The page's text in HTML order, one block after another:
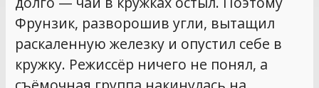
Фрунзик, разворошив угли, вытащил
раскаленную железку и опустил себе в
кружку. Режиссёр ничего не понял, а